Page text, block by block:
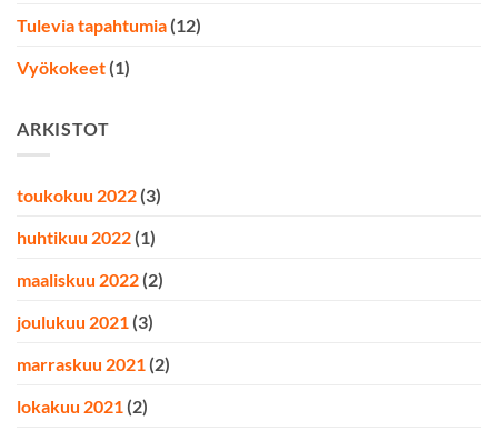
Tulevia tapahtumia (12)
Vyökokeet (1)
ARKISTOT
toukokuu 2022 (3)
huhtikuu 2022 (1)
maaliskuu 2022 (2)
joulukuu 2021 (3)
marraskuu 2021 (2)
lokakuu 2021 (2)